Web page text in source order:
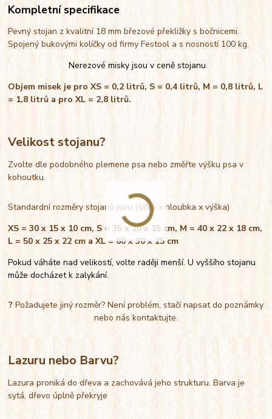
Kompletní specifikace
Pevný stojan z kvalitní 18 mm březové překližky s bočnicemi.
Spojený bukovými kolíčky od firmy Festool a s nosností 100 kg.
Nerezové misky jsou v ceně stojanu
Objem misek je pro XS = 0,2 litrů, S = 0,4 litrů, M = 0,8 litrů, L
= 1,8 litrů a pro XL = 2,8 litrů.
Velikost stojanu?
Zvolte dle podobného plemene psa nebo změřte výšku psa v
kohoutku.
Standardní rozměry stojanů jsou (šířka x hloubka x výška)
XS = 30 x 15 x 10 cm, S = 35 x 20 x 15 cm, M = 40 x 22 x 18 cm,
L = 50 x 25 x 22 cm a XL = 60 x 30 x 25 cm
Pokud váháte nad velikostí, volte raději menší. U vyššího stojanu
může docházet k zalykání.
? Požadujete jiný rozměr? Není problém, stačí napsat do poznámky
nebo nás kontaktujte.
Lazuru nebo Barvu?
Lazura proniká do dřeva a zachovává jeho strukturu. Barva je
sytá, dřevo úplně překryje